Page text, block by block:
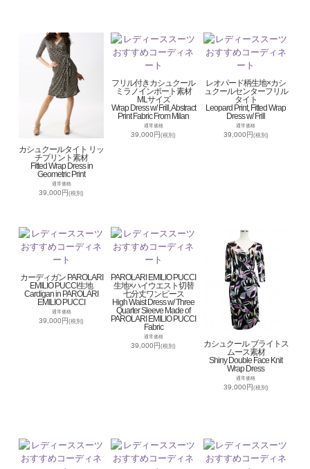
カシュクールタイト リッ
チプリント素材
Fitted Wrap Dress in
Geometric Print
通常価格
39,000円(税別)
フリル付きカシュクール
ミラノインポート素材
MLサイズ
Wrap Dress w/ Frill, Abstract
Print Fabric From Milan
通常価格
39,000円(税別)
レオパード柄生地×カシ
ュクールセンターフリル
タイト
Leopard Print, Fitted Wrap
Dress w/ Frill
通常価格
39,000円(税別)
カーディガン PAROLARI
EMILIO PUCCI生地
Cardigan in PAROLARI
EMILIO PUCCI
通常価格
39,000円(税別)
PAROLARI EMILIO PUCCI
生地×ハイウエスト切替
七分丈ワンピース
High Waist Dress w/ Three
Quarter Sleeve Made of
PAROLARI EMILIO PUCCI
Fabric
通常価格
39,000円(税別)
カシュクール ブライトス
ムース素材
Shiny Double Face Knit
Wrap Dress
通常価格
39,000円(税別)